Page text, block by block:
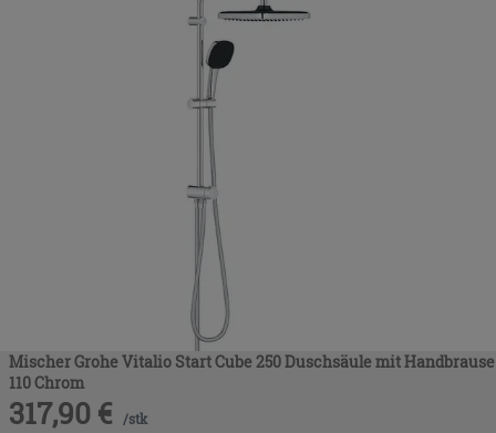
Mischer Grohe Vitalio Start Cube 250 Duschsäule mit Handbrause
110 Chrom
317,90 € /stk